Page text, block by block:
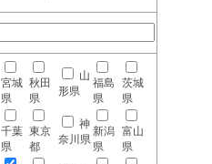
宮城
県
秋田
県
山
形県
福島
県
茨城
県
千葉
県
東京
都
神
奈川県
新潟
県
富山
県